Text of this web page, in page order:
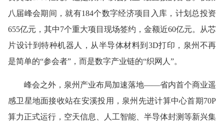
八届峰会期间，就有184个数字经济项目入库，计划总投资
655亿元，其中7个重大项目现场签约，金额近60亿元。从芯
片设计到特种机器人，从半导体材料到3D打印，泉州不再
是简单的“参会者”，而是数字产业链的“织网人”。
峰会之外，泉州产业布局加速落地——省内首个商业遥
感卫星地面接收站在安溪投用，泉州先进计算中心首期70P
算力正式运行，空天信息、人工智能、半导体封测等新兴集